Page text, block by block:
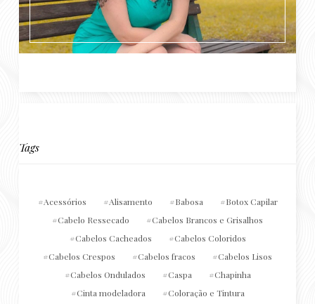
Tags
Acessórios Alisamento Babosa
Botox Capilar
Cabelo Ressecado
Cabelos Brancos e Grisalhos
Cabelos Cacheados
Cabelos Coloridos
Cabelos Crespos
Cabelos fracos
Cabelos Lisos
Cabelos Ondulados
Caspa
Chapinha
Cinta modeladora
Coloração e Tintura